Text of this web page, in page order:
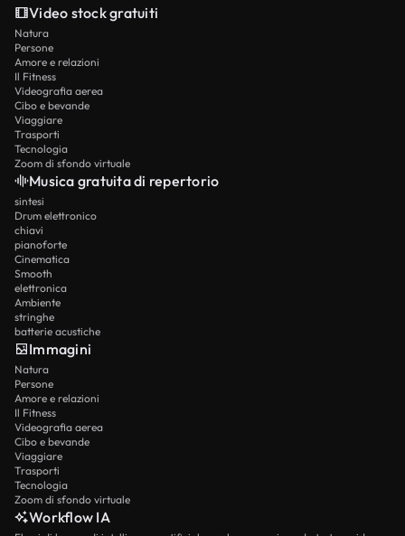
Video stock gratuiti
Natura
Persone
Amore e relazioni
Il Fitness
Videografia aerea
Cibo e bevande
Viaggiare
Trasporti
Tecnologia
Zoom di sfondo virtuale
Musica gratuita di repertorio
sintesi
Drum elettronico
chiavi
pianoforte
Cinematica
Smooth
elettronica
Ambiente
stringhe
batterie acustiche
Immagini
Natura
Persone
Amore e relazioni
Il Fitness
Videografia aerea
Cibo e bevande
Viaggiare
Trasporti
Tecnologia
Zoom di sfondo virtuale
Workflow IA